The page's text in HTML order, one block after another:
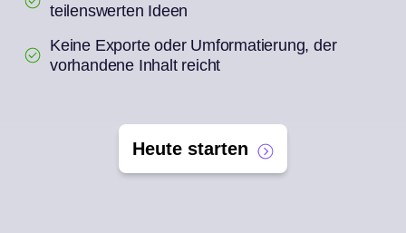
teilenswerten Ideen
Keine Exporte oder Umformatierung, der
vorhandene Inhalt reicht
Heute starten